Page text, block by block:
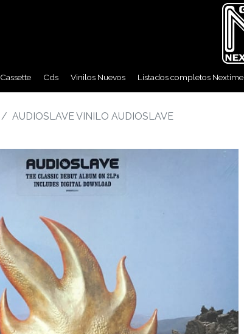
Cassette Cds Vinilos Nuevos Listados completos Nextime
AUDIOSLAVE VINILO AUDIOSLAVE